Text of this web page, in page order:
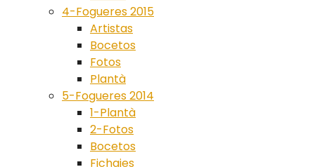
4-Fogueres 2015
Artistas
Bocetos
Fotos
Plantà
5-Fogueres 2014
1-Plantà
2-Fotos
Bocetos
Fichajes